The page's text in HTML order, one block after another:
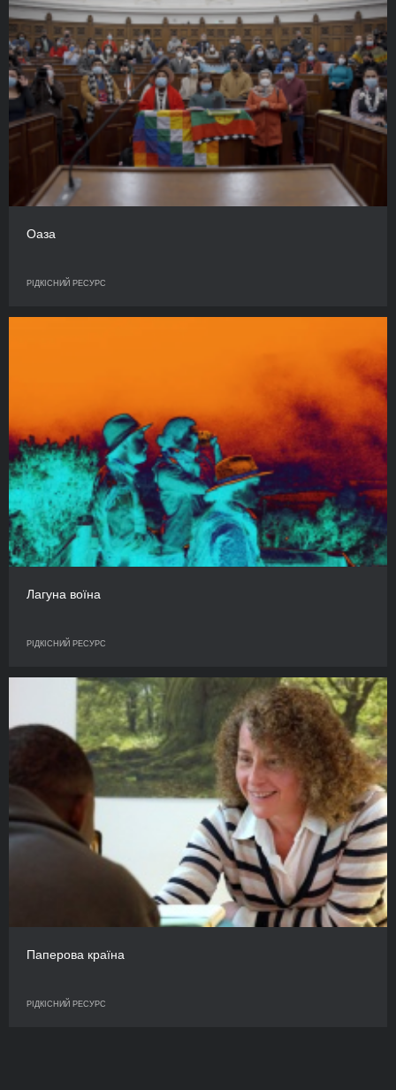
Оаза
РІДКІСНИЙ РЕСУРС
Лагуна воїна
РІДКІСНИЙ РЕСУРС
Паперова країна
РІДКІСНИЙ РЕСУРС